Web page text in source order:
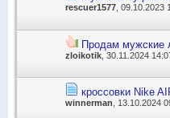
rescuer1577 , 09.10.2023
Продам мужские
zloikotik , 30.11.2024
кроссовки Nike
winnerman , 13.10.2024